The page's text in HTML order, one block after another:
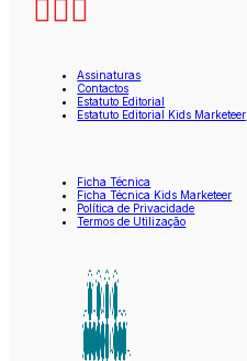
Assinaturas
Contactos
Estatuto Editorial
Estatuto Editorial Kids Marketeer
Ficha Técnica
Ficha Técnica Kids Marketeer
Política de Privacidade
Termos de Utilização